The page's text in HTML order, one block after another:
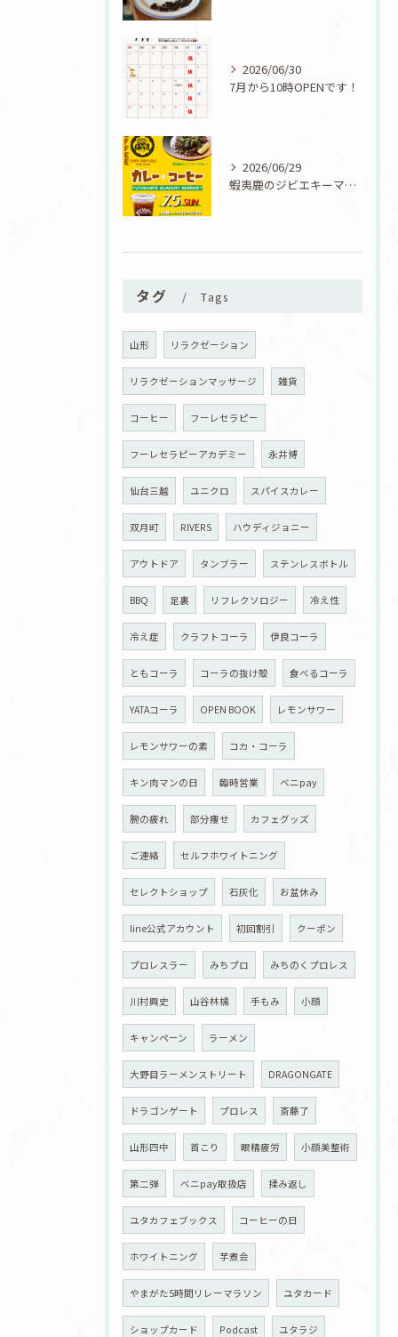
2026/06/30
7月から10時OPENです！
2026/06/29
蝦夷鹿のジビエキーマカレーが食べられる7/5『カレーとコーヒーと七夕』開催！
タグ Tags
山形 リラクゼーション
リラクゼーションマッサージ 雑貨
コーヒー フーレセラピー
フーレセラピーアカデミー 永井博
仙台三越 ユニクロ スパイスカレー
双月町 RIVERS ハウディジョニー
アウトドア タンブラー ステンレスボトル
BBQ 足裏 リフレクソロジー 冷え性
冷え症 クラフトコーラ 伊良コーラ
ともコーラ コーラの抜け殻 食べるコーラ
YATAコーラ OPEN BOOK レモンサワー
レモンサワーの素 コカ・コーラ
キン肉マンの日 臨時営業 ベニpay
腕の疲れ 部分痩せ カフェグッズ
ご連絡 セルフホワイトニング
セレクトショップ 石灰化 お盆休み
line公式アカウント 初回割引 クーポン
プロレスラー みちプロ みちのくプロレス
川村興史 山谷林檎 手もみ 小顔
キャンペーン ラーメン
大野目ラーメンストリート DRAGONGATE
ドラゴンゲート プロレス 斎藤了
山形四中 首こり 眼精疲労 小顔美整術
第二弾 ベニpay取扱店 揉み返し
ユタカフェブックス コーヒーの日
ホワイトニング 芋煮会
やまがた5時間リレーマラソン ユタカード
ショップカード Podcast ユタラジ